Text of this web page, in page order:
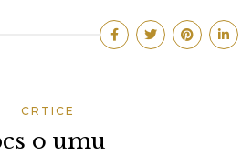
CRTICE
o umu